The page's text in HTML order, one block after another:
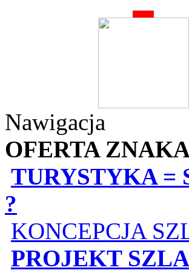
Nawigacja
OFERTA
TURYSTYKA =
?
KONCEPCJA
PROJEKT